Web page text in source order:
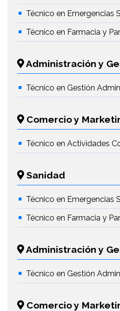
Técnico en Emergencias
Técnico en Farmacia y
Administración y
Técnico en Gestión
Comercio y
Técnico en Actividades
Sanidad
Técnico en Emergencias
Técnico en Farmacia y
Administración y
Técnico en Gestión
Comercio y